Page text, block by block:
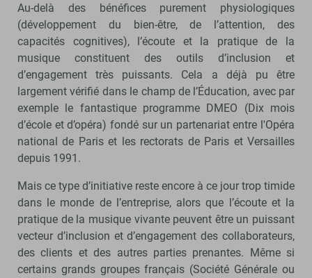
Au-delà des bénéfices purement physiologiques
(développement du bien-être, de l’attention, des
capacités cognitives), l’écoute et la pratique de la
musique constituent des outils d’inclusion et
d’engagement très puissants. Cela a déjà pu être
largement vérifié dans le champ de l’Éducation, avec par
exemple le fantastique programme DMEO (Dix mois
d’école et d’opéra) fondé sur un partenariat entre l'Opéra
national de Paris et les rectorats de Paris et Versailles
depuis 1991.
Mais ce type d’initiative reste encore à ce jour trop timide
dans le monde de l’entreprise, alors que l’écoute et la
pratique de la musique vivante peuvent être un puissant
vecteur d’inclusion et d’engagement des collaborateurs,
des clients et des autres parties prenantes. Même si
certains grands groupes français (Société Générale ou